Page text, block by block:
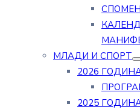
МЛАДИ И СПОРТ
2026
2025